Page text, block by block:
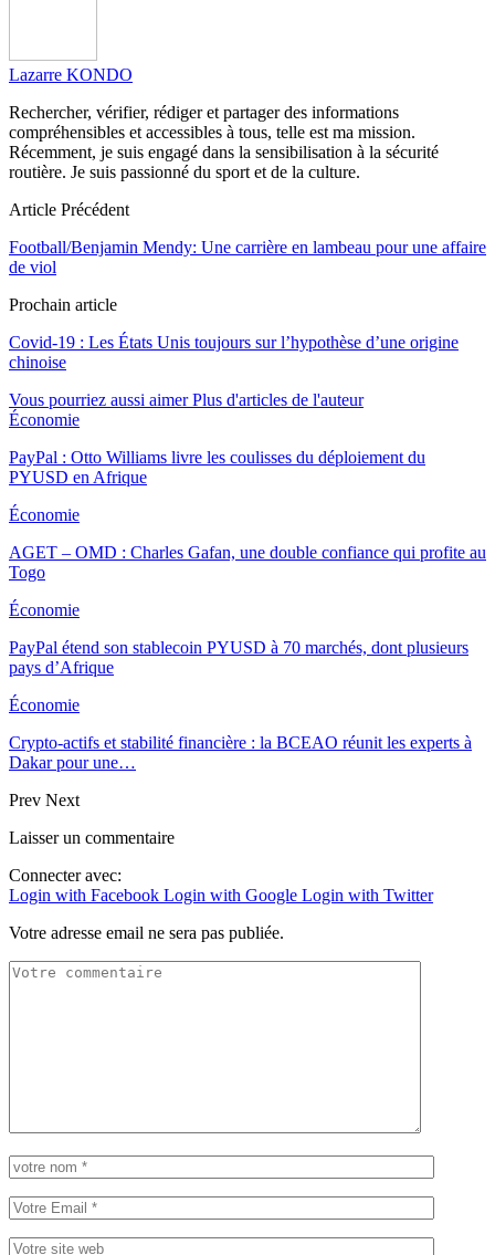
Lazarre KONDO
Rechercher, vérifier, rédiger et partager des informations
compréhensibles et accessibles à tous, telle est ma mission.
Récemment, je suis engagé dans la sensibilisation à la sécurité
routière. Je suis passionné du sport et de la culture.
Article Précédent
Football/Benjamin Mendy: Une carrière en lambeau pour une affaire
de viol
Prochain article
Covid-19 : Les États Unis toujours sur l’hypothèse d’une origine
chinoise
Vous pourriez aussi aimer Plus d'articles de l'auteur
Économie
PayPal : Otto Williams livre les coulisses du déploiement du
PYUSD en Afrique
Économie
AGET – OMD : Charles Gafan, une double confiance qui profite au
Togo
Économie
PayPal étend son stablecoin PYUSD à 70 marchés, dont plusieurs
pays d’Afrique
Économie
Crypto-actifs et stabilité financière : la BCEAO réunit les experts à
Dakar pour une…
Prev Next
Laisser un commentaire
Connecter avec:
Login with Facebook Login with Google Login with Twitter
Votre adresse email ne sera pas publiée.